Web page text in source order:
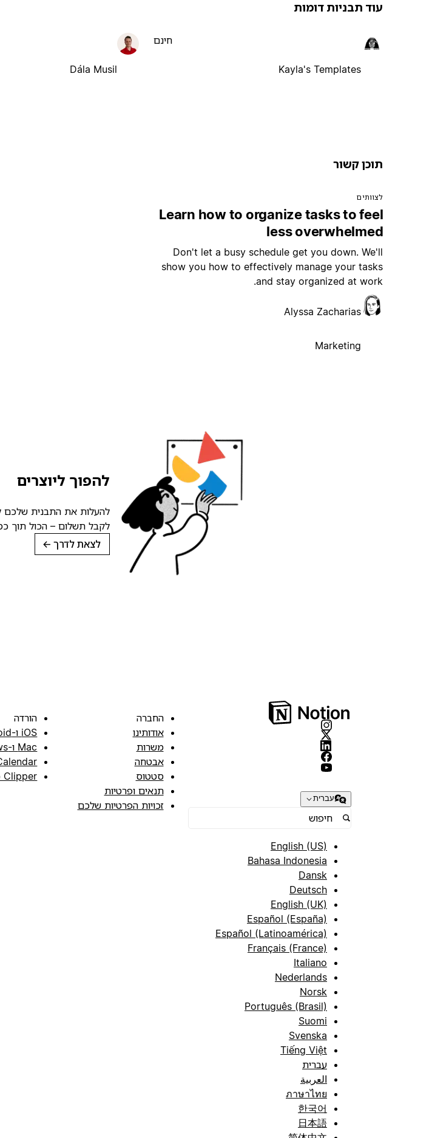
עוד תבניות דומות
Kayla's Templates
חינם
Dála Musil
תוכן קשור
לצוותים
Learn how to organize tasks to feel
less overwhelmed
Don't let a busy schedule get you down. We'll
show you how to effectively manage your tasks
and stay organized at work.
Alyssa Zacharias
Marketing
להפוך ליוצרים
לקבל תשלום – הכול תוך
לצאת לדרך →
עברית
English (US)
Bahasa Indonesia
Dansk
Deutsch
English (UK)
Español (España)
Español (Latinoamérica)
Français (France)
Italiano
Nederlands
Norsk
Português (Brasil)
Suomi
Svenska
Tiếng Việt
עברית
العربية
ภาษาไทย
한국어
日本語
החברה
אודותינו
משרות
אבטחה
סטטוס
תנאים ופרטיות
זכויות הפרטיות שלכם
הורדה
iOS ו-Android
Mac ו-Windows
Clipper